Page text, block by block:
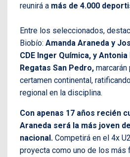
reunirá a más de 4.000
Entre los seleccionados,
Biobío: Amanda Araneda y
CDE Inger Química, y
Regatas San Pedro,
certamen continental,
regional en la disciplina.
Con apenas 17 años recién
Araneda será la más joven
nacional. Competirá en el 4x
proyecta como uno de los más